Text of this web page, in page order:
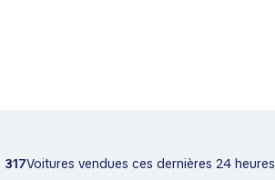
317Voitures vendues ces dernières 24 heures